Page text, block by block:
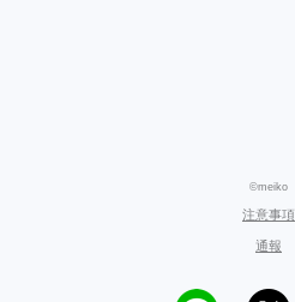
©meiko
注意事項
通報